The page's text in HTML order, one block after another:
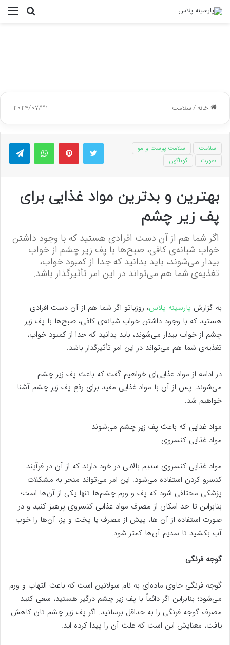
جستجو
خانه/سلامت 2024/07/31
توییتر پینتریستواتس آپ
سلامت
سلامت پوست و مو
صورت
گوناگون
بهترین و بدترین مواد غذایی برای
پف زیر چشم
اگر شما هم از آن دست افرادی هستید که با وجود داشتن
خواب شبانه‌ی کافی، صبح‌ها با پف زیر چشم از خواب
بیدار می‌شوند، باید بدانید که جدا از کمبود خواب،
تغذیه‌ی شما هم می‌تواند در این امر تأثیرگذار باشد.
به گزارش پارسینه پلاس، روزیاتو اگر شما هم از آن دست افرادی
هستید که با وجود داشتن خواب شبانه‌ی کافی، صبح‌ها با پف زیر
چشم از خواب بیدار می‌شوند، باید بدانید که جدا از کمبود خواب،
تغذیه‌ی شما هم می‌تواند در این امر تأثیرگذار باشد.
در ادامه از مواد غذایی‌ای خواهیم گفت که باعث پف زیر چشم
می‌شوند. پس از آن با مواد غذایی مفید برای رفع پف زیر چشم آشنا
خواهیم شد.
مواد غذایی که باعث پف زیر چشم می‌شوند
مواد غذایی کنسروی
مواد غذایی کنسروی سدیم بالایی در خود دارند که از آن در فرآیند
کنسرو کردن استفاده می‌شود. این امر می‌تواند منجر به مشکلات
پزشکی مختلفی شود که پف و ورم چشم‌ها تنها یکی از آن‌ها است؛
بنابراین تا حد امکان از مصرف مواد غذایی کنسروی پرهیز کنید و در
صورت استفاده از آن ها، پیش از مصرف یا پخت و پز، آن‌ها را خوب
آب بکشید تا سدیم آن‌ها کمتر شود.
گوجه فرنگی
گوجه فرنگی حاوی ماده‌ای به نام سولانین است که باعث التهاب و ورم
می‌شود؛ بنابراین اگر دائماً با پف زیر چشم درگیر هستید، سعی کنید
مصرف گوجه فرنگی را به حداقل برسانید. اگر پف زیر چشم تان کاهش
یافت، معنایش این است که علت آن را پیدا کرده اید.